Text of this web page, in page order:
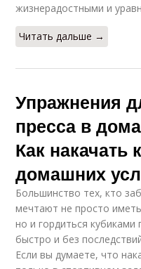
жизнерадостными и
Читать дальше →
Упражнения
пресса в
Как накачать
домашних
Большинство тех, кто
мечтают не просто
но и гордиться
быстро и без
Если вы думаете, что